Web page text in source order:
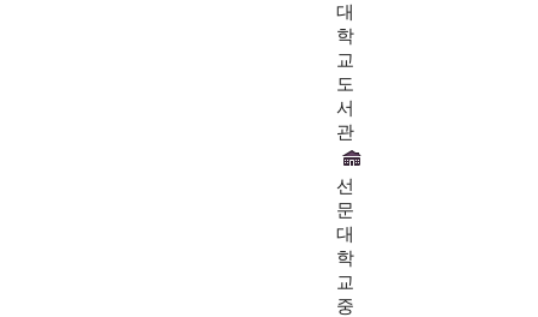
대
학
교
도
서
관
선
문
대
학
교
중